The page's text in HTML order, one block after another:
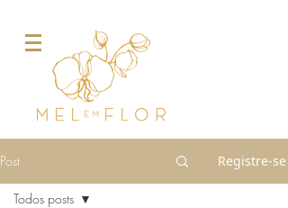
Post Registre-se
Todos posts